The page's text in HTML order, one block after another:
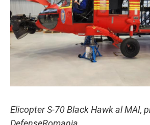
Elicopter S-70 Black Hawk al MAI,